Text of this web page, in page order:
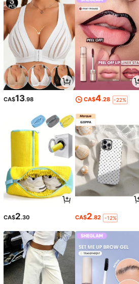
CA$13.98 CA$4.28 -22%
CA$2.30 CA$2.82 -12%